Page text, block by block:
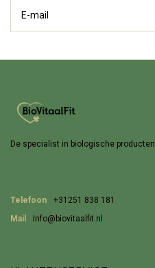
De specialist in biologische producten
Telefoon
+31251 838 181
Mail
Info@biovitaalfit.nl